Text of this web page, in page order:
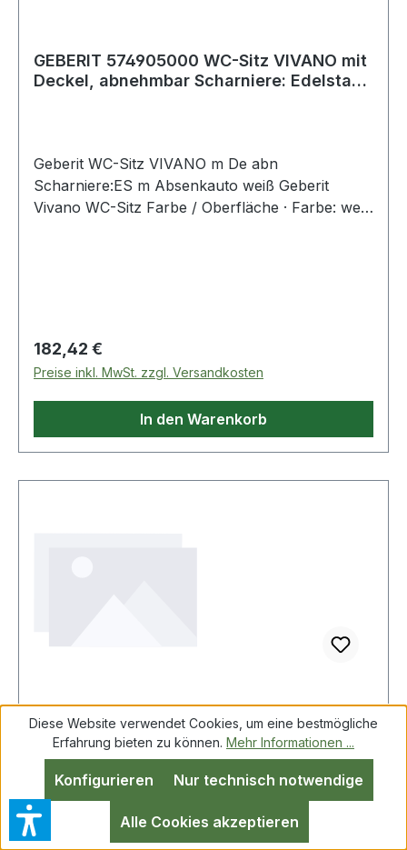
GEBERIT 574905000 WC-Sitz VIVANO mit
Deckel, abnehmbar Scharniere: Edelstahl,
Geberit WC-Sitz VIVANO m De abn
Scharniere:ES m Absenkauto weiß Geberit
Vivano WC-Sitz Farbe / Oberfläche · Farbe: weiß
Regulärer Preis:
182,42 €
Preise inkl. MwSt. zzgl. Versandkosten
In den Warenkorb
Leitz Hängehefter 19843035 blau 5
St./Pack.
LEITZ 19843035 Leitz Hängehefter ALPHA® DIN
Diese Website verwendet Cookies, um eine bestmögliche
Erfahrung bieten zu können. Mehr Informationen ...
Nur technisch notwendige
Konfigurieren
Alle Cookies akzeptieren